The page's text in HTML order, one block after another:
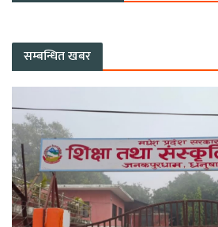
सम्बन्धित खबर